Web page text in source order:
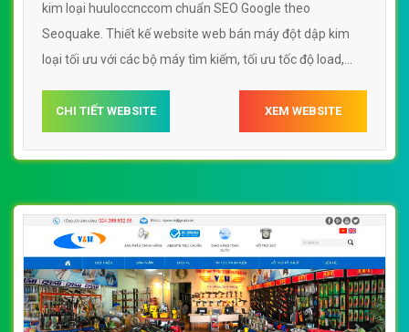
kim loại huuloccnccom chuẩn SEO Google theo
Seoquake. Thiết kế website web bán máy đột dập kim
loại tối ưu với các bộ máy tìm kiếm, tối ưu tốc độ load,
lướt website web bán máy đột dập kim loại
huuloccnccom
CHI TIẾT WEBSITE XEM WEBSITE